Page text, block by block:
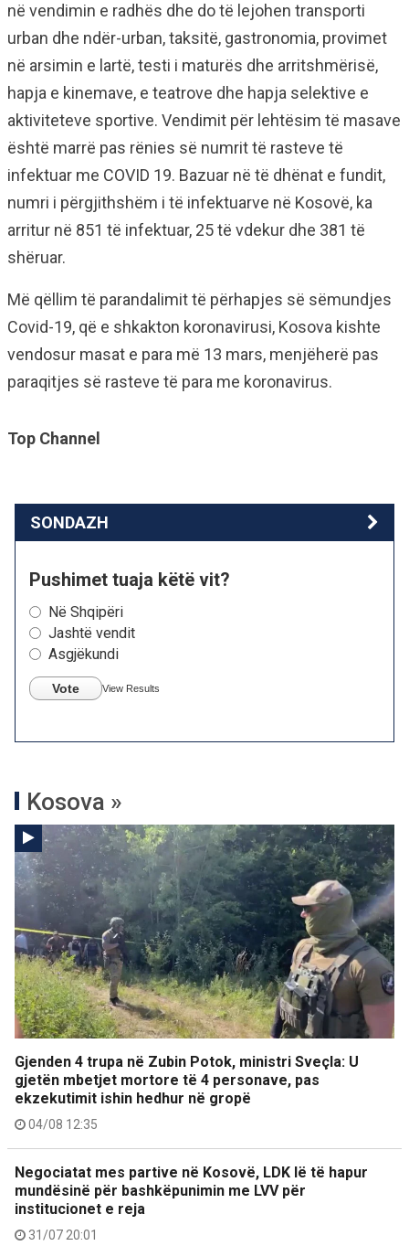
në vendimin e radhës dhe do të lejohen transporti
urban dhe ndër-urban, taksitë, gastronomia, provimet
në arsimin e lartë, testi i maturës dhe arritshmërisë,
hapja e kinemave, e teatrove dhe hapja selektive e
aktiviteteve sportive. Vendimit për lehtësim të masave
është marrë pas rënies së numrit të rasteve të
infektuar me COVID 19. Bazuar në të dhënat e fundit,
numri i përgjithshëm i të infektuarve në Kosovë, ka
arritur në 851 të infektuar, 25 të vdekur dhe 381 të
shëruar.
Më qëllim të parandalimit të përhapjes së sëmundjes
Covid-19, që e shkakton koronavirusi, Kosova kishte
vendosur masat e para më 13 mars, menjëherë pas
paraqitjes së rasteve të para me koronavirus.
Top Channel
SONDAZH
Pushimet tuaja këtë vit?
Në Shqipëri
Jashtë vendit
Asgjëkundi
Vote View Results
Kosova »
Gjenden 4 trupa në Zubin Potok, ministri Sveçla: U
gjetën mbetjet mortore të 4 personave, pas
ekzekutimit ishin hedhur në gropë
04/08 12:35
Negociatat mes partive në Kosovë, LDK lë të hapur
mundësinë për bashkëpunimin me LVV për
institucionet e reja
31/07 20:01